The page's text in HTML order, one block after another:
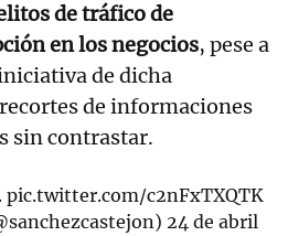
de tráfico de
en los negocios, pese a
de dicha
de informaciones
sin contrastar.
pic.twitter.com/c2nFxTXQTK
24 de abril